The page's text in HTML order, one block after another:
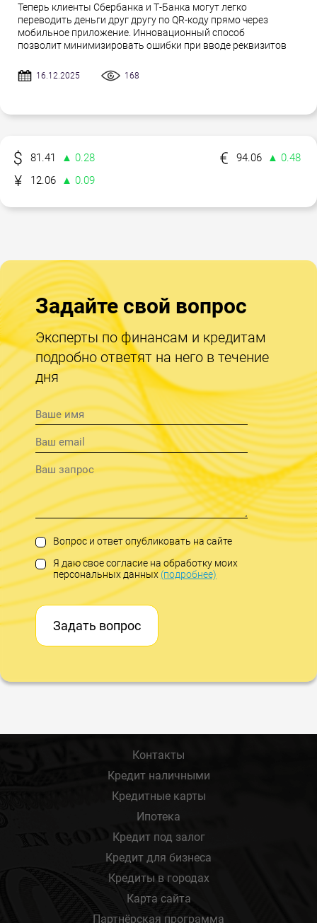
Теперь клиенты Сбербанка и Т-Банка могут легко
переводить деньги друг другу по QR-коду прямо через
мобильное приложение. Инновационный способ
позволит минимизировать ошибки при вводе реквизитов
16.12.2025 168
81.41 ▲ 0.28 94.06
▲ 0.48
12.06
▲ 0.09
Задайте свой вопрос
Эксперты по финансам и кредитам
подробно ответят на него в течение
дня
Вопрос и ответ опубликовать на сайте
Я даю свое согласие на обработку моих
персональных данных(подробнее)
Задать вопрос
Контакты
Кредит наличными
Кредитные карты
Ипотека
Кредит под залог
Кредит для бизнеса
Кредиты в городах
Карта сайта
Партнёрская программа